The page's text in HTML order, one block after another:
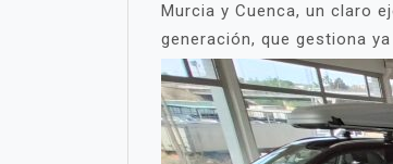
Murcia y Cuenca, un claro
generación, que gestiona